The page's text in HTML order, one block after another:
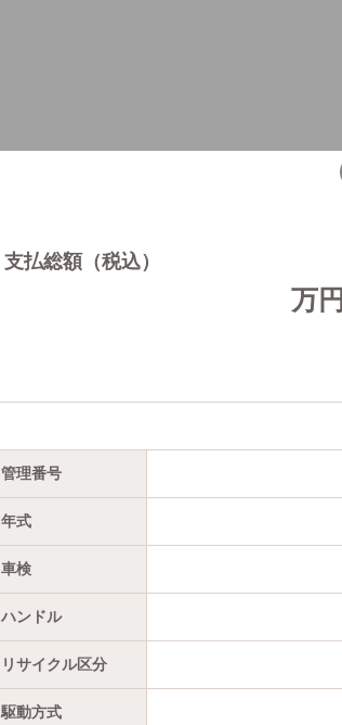
支払総額（税込）
万円
管理番号
年式
車検
ハンドル
リサイクル区分
駆動方式